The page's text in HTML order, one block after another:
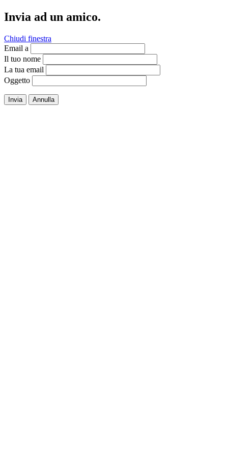
Invia ad un amico.
Chiudi finestra
Email a
Il tuo nome
La tua email
Oggetto
Invia Annulla